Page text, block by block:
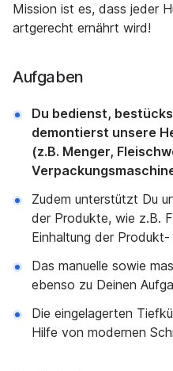
Mission ist es, dass jeder
artgerecht ernährt wird!
Aufgaben
Du bedienst,
demontierst unsere
(z.B. Menger,
Zudem unterstützt Du
der Produkte, wie z.B.
Einhaltung der
Das manuelle sowie
ebenso zu Deinen
Die eingelagerten
Hilfe von modernen